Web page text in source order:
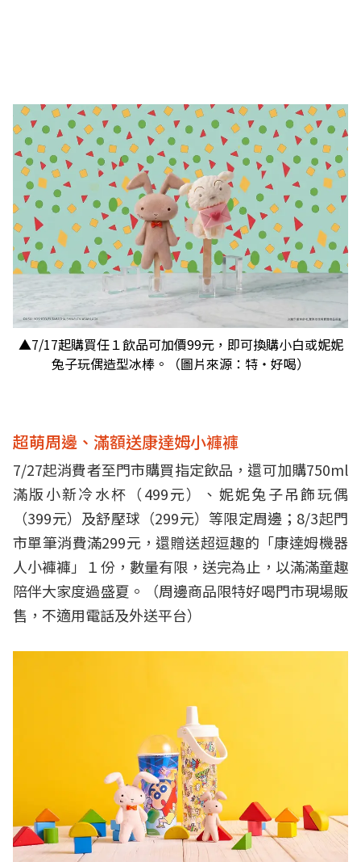
▲7/17起購買任１飲品可加價99元，即可換購小白或妮妮
兔子玩偶造型冰棒。（圖片來源：特‧好喝）
超萌周邊、滿額送康達姆小褲褲
7/27起消費者至門市購買指定飲品，還可加購750ml
滿版小新冷水杯（499元）、妮妮兔子吊飾玩偶
（399元）及舒壓球（299元）等限定周邊；8/3起門
市單筆消費滿299元，還贈送超逗趣的「康達姆機器
人小褲褲」１份，數量有限，送完為止，以滿滿童趣
陪伴大家度過盛夏。（周邊商品限特好喝門市現場販
售，不適用電話及外送平台）